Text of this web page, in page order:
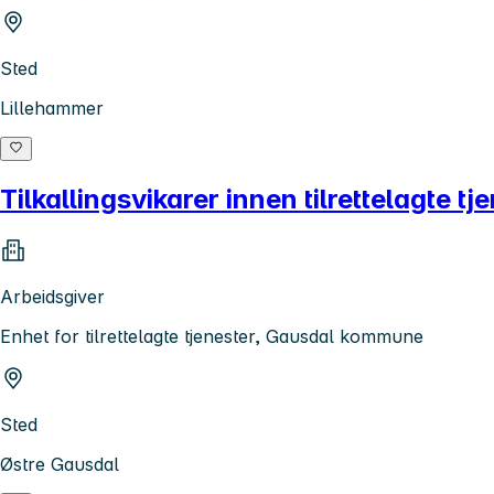
Sted
Lillehammer
Tilkallingsvikarer innen tilrettelagte
Arbeidsgiver
Enhet for tilrettelagte tjenester, Gausdal kommune
Sted
Østre Gausdal